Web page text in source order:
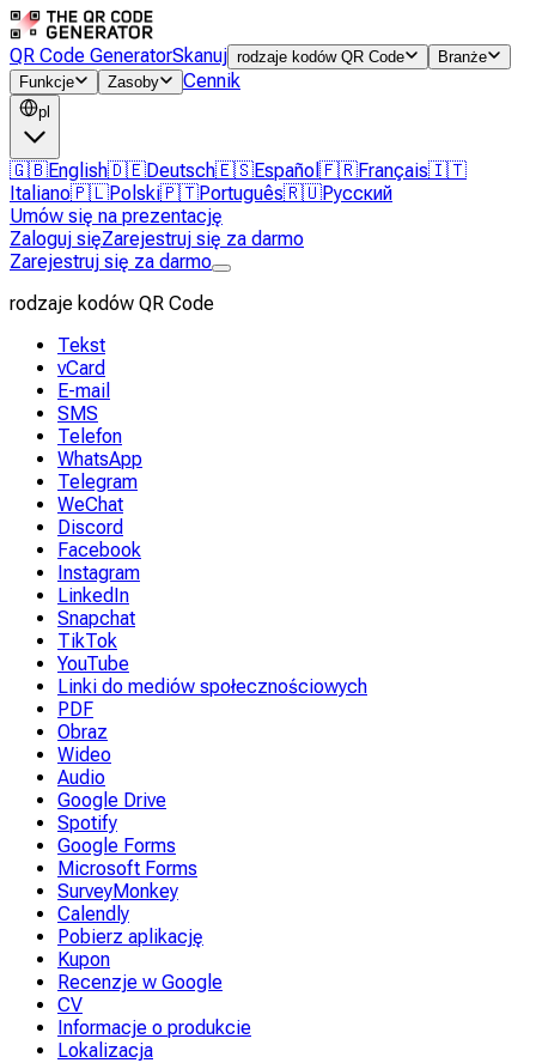
QR Code GeneratorSkanuj rodzaje kodów QR Code
Branże
Funkcje
Zasoby Cennik
pl
🇬🇧English🇩🇪Deutsch🇪🇸Español 🇫🇷Français🇮🇹
Italiano🇵🇱Polski🇵🇹Português🇷🇺Русский
Umów się na prezentację
Zaloguj sięZarejestruj się za darmo
Zarejestruj się za darmo
rodzaje kodów QR Code
Tekst
vCard
E-mail
SMS
Telefon
WhatsApp
Telegram
WeChat
Discord
Facebook
Instagram
LinkedIn
Snapchat
TikTok
YouTube
Linki do mediów społecznościowych
PDF
Obraz
Wideo
Audio
Google Drive
Spotify
Google Forms
Microsoft Forms
SurveyMonkey
Calendly
Pobierz aplikację
Kupon
Recenzje w Google
CV
Informacje o produkcie
Lokalizacja